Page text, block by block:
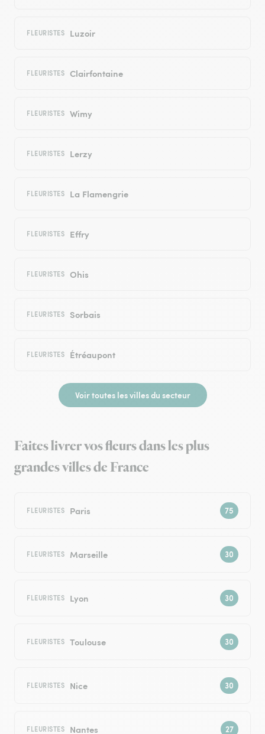
FLEURISTES Luzoir
FLEURISTES Clairfontaine
FLEURISTES Wimy
FLEURISTES Lerzy
FLEURISTES La Flamengrie
FLEURISTES Effry
FLEURISTES Ohis
FLEURISTES Sorbais
FLEURISTES Étréaupont
Voir toutes les villes du secteur
Faites livrer vos fleurs dans les plus
grandes villes de France
FLEURISTES Paris
FLEURISTES Marseille
FLEURISTES Lyon
FLEURISTES Toulouse
FLEURISTES Nice
FLEURISTES Nantes